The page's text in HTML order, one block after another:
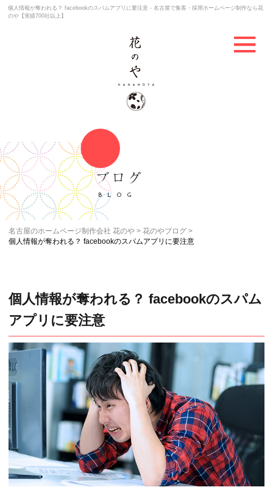
個人情報が奪われる？ facebookのスパムアプリに要注意 - 名古屋で集客・採用ホームページ制作なら花
のや【実績700社以上】
ブログ
BLOG
名古屋のホームページ制作会社 花のや
花のやブログ
個人情報が奪われる？ facebookのスパムアプリに要注意
個人情報が奪われる？ facebookのスパム
アプリに要注意